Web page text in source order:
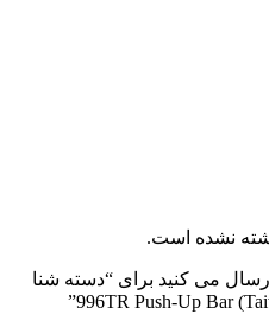
نشده است.
می کنید برای “دسته شنا